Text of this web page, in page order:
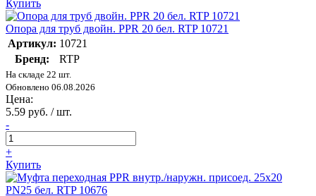
Купить
Опора для труб двойн. PPR 20 бел. RTP 10721
Артикул: 10721
Бренд:
RTP
На складе 22 шт.
Обновлено 06.08.2026
Цена:
5.59 руб. / шт.
-
+
Купить